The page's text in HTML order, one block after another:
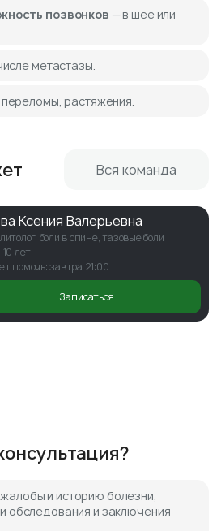
позвонков — в шее или
метастазы.
растяжения.
Вся команда
Ксения Валерьевна
боли в спине, тазовые боли
лет
помочь: завтра 21:00
Записаться
жалобы и историю болезни,
обследования и заключения